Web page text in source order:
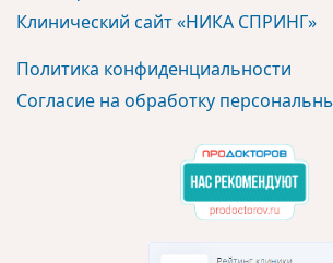
Клинический сайт «НИКА СПРИНГ»
Политика конфиденциальности
Согласие на обработку